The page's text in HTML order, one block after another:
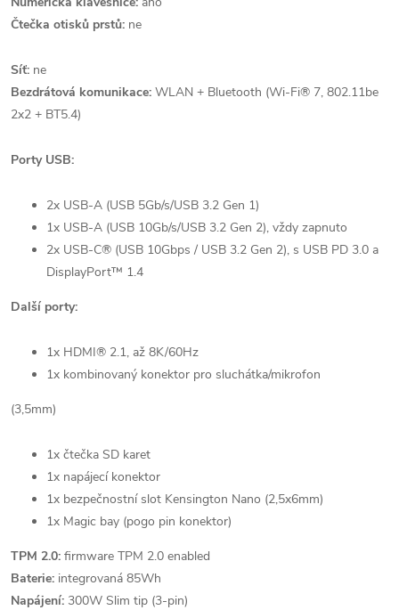
Čtečka otisků prstů: ne
Síť: ne
Bezdrátová komunikace: WLAN + Bluetooth (Wi-Fi® 7, 802.11be
2x2 + BT5.4)
Porty USB:
2x USB-A (USB 5Gb/s/USB 3.2 Gen 1)
1x USB-A (USB 10Gb/s/USB 3.2 Gen 2), vždy zapnuto
2x USB-C® (USB 10Gbps / USB 3.2 Gen 2), s USB PD 3.0 a
DisplayPort™ 1.4
Další porty:
1x HDMI® 2.1, až 8K/60Hz
1x kombinovaný konektor pro sluchátka/mikrofon
(3,5mm)
1x čtečka SD karet
1x napájecí konektor
1x bezpečnostní slot Kensington Nano (2,5x6mm)
1x Magic bay (pogo pin konektor)
TPM 2.0: firmware TPM 2.0 enabled
Baterie: integrovaná 85Wh
Napájení: 300W Slim tip (3-pin)